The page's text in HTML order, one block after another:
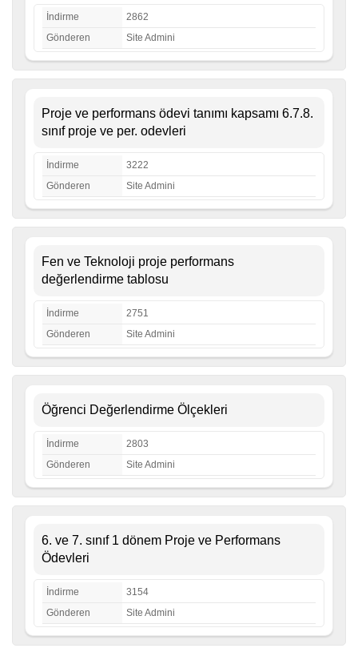
İndirme
2862
Gönderen
Site Admini
Proje ve performans ödevi tanımı kapsamı 6.7.8.
sınıf proje ve per. odevleri
İndirme
3222
Gönderen
Site Admini
Fen ve Teknoloji proje performans
değerlendirme tablosu
İndirme
2751
Gönderen
Site Admini
Öğrenci Değerlendirme Ölçekleri
İndirme
2803
Gönderen
Site Admini
6. ve 7. sınıf 1 dönem Proje ve Performans
Ödevleri
İndirme
3154
Gönderen
Site Admini